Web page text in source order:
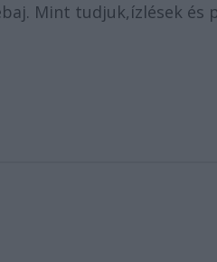
Mint tudjuk,ízlések és